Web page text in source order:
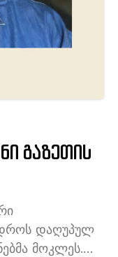
გაზეთის
დროს დაღუპულ
მოკლეს.